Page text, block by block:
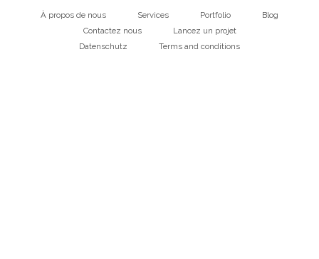
Main
navigation
À propos de nous Services Portfolio
Blog
Contactez nous
Lancez un projet
Datenschutz Terms and conditions